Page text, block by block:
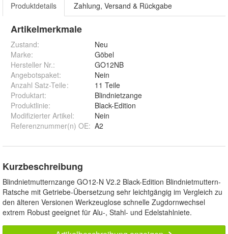
Produktdetails Zahlung, Versand & Rückgabe
Artikelmerkmale
Zustand:
Neu
Marke:
Göbel
Hersteller Nr.:
GO12NB
Angebotspaket:
Nein
Anzahl Satz-Teile:
11 Teile
Produktart:
Blindnietzange
Produktlinie:
Black-Edition
Modifizierter Artikel:
Nein
Referenznummer(n) OE: A2
Kurzbeschreibung
Blindnietmutternzange GO12-N V2.2 Black-Edition Blindnietmuttern-
Ratsche mit Getriebe-Übersetzung sehr leichtgängig im Vergleich zu
den älteren Versionen Werkzeuglose schnelle Zugdornwechsel
extrem Robust geeignet für Alu-, Stahl- und Edelstahlniete.